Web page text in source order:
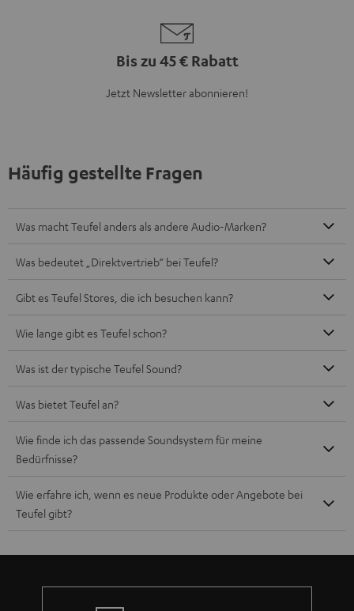
Bis zu 45 € Rabatt
Jetzt Newsletter abonnieren!
Häufig gestellte Fragen
Was macht Teufel anders als andere Audio-Marken?
Was bedeutet „Direktvertrieb“ bei Teufel?
Gibt es Teufel Stores, die ich besuchen kann?
Wie lange gibt es Teufel schon?
Was ist der typische Teufel Sound?
Was bietet Teufel an?
Wie finde ich das passende Soundsystem für meine
Bedürfnisse?
Wie erfahre ich, wenn es neue Produkte oder Angebote bei
Teufel gibt?